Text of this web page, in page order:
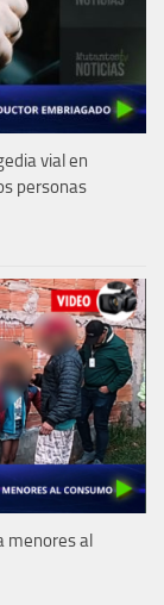
vial en
personas
menores al